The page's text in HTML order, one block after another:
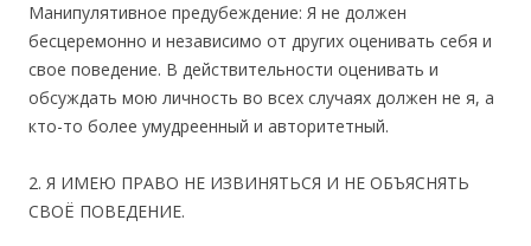
Манипулятивное предубеждение: Я не должен
бесцеремонно и независимо от других оценивать себя и
свое поведение. В действительности оценивать и
обсуждать мою личность во всех случаях должен не я, а
кто-то более умудреенный и авторитетный.
2. Я ИМЕЮ ПРАВО НЕ ИЗВИНЯТЬСЯ И НЕ ОБЪЯСНЯТЬ
СВОЁ ПОВЕДЕНИЕ.